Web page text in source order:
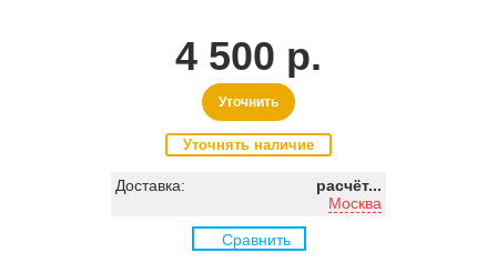
4 500 р.
Уточнить
Уточнять наличие
Доставка:
расчёт...
Москва
Сравнить